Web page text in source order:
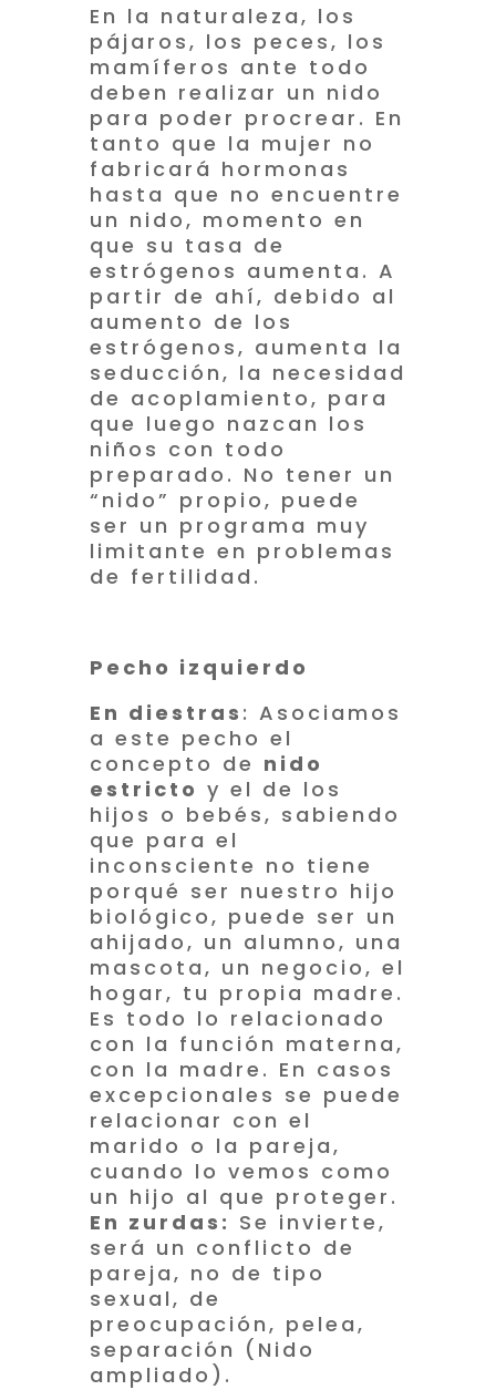
En la naturaleza, los
pájaros, los peces, los
mamíferos ante todo
deben realizar un nido
para poder procrear. En
tanto que la mujer no
fabricará hormonas
hasta que no encuentre
un nido, momento en
que su tasa de
estrógenos aumenta. A
partir de ahí, debido al
aumento de los
estrógenos, aumenta la
seducción, la necesidad
de acoplamiento, para
que luego nazcan los
niños con todo
preparado. No tener un
“nido” propio, puede
ser un programa muy
limitante en problemas
de fertilidad.
Pecho izquierdo
En diestras : Asociamos
a este pecho el
concepto de nido
estricto y el de los
hijos o bebés, sabiendo
que para el
inconsciente no tiene
porqué ser nuestro hijo
biológico, puede ser un
ahijado, un alumno, una
mascota, un negocio, el
hogar, tu propia madre.
Es todo lo relacionado
con la función materna,
con la madre. En casos
excepcionales se puede
relacionar con el
marido o la pareja,
cuando lo vemos como
un hijo al que proteger.
En zurdas: Se invierte,
será un conflicto de
pareja, no de tipo
sexual, de
preocupación, pelea,
separación (Nido
ampliado).